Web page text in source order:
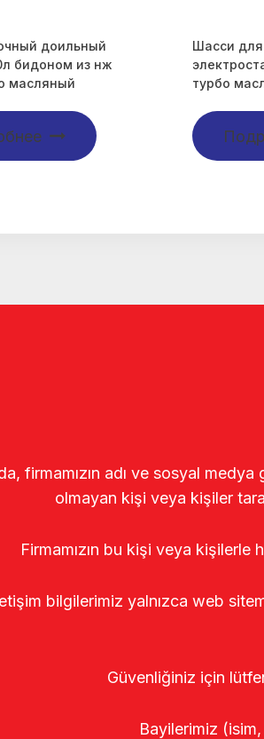
доильный
бидоном из нж
масляный
Шасси для
турбо
firmamızın adı ve sosyal medya
olmayan kişi veya kişiler
Firmamızın bu kişi veya
bilgilerimiz yalnızca web
Güvenliğiniz için
Bayilerimiz